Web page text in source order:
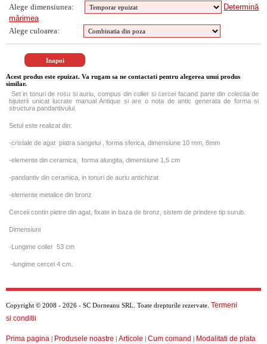
Alege dimensiunea:
Determină
mărimea
Alege culoarea:
Acest produs este epuizat. Va rugam sa ne contactati pentru alegerea unui produs
similar.
Set in tonuri de rosu si auriu, compus din colier si cercei facand parte din colectia de
bijuterii unicat lucrate manual Antique si are o nota de antic generata de forma si
structura pandantivului.
Setul este realizat din:
-cristale de agat piatra sangelui , forma sferica, dimensiune 10 mm, 8mm
-elemente din ceramica, forma alungita, dimensiune 1,5 cm
-pandantiv din ceramica, in tonuri de auriu antichizat
-elemente metalice din bronz
Cerceii contin pietre din agat, fixate in baza de bronz, sistem de prindere tip surub.
Dimensiuni
-Lungime colier 53 cm
-lungime cercei 4 cm.
Copyright © 2008 - 2026 - SC Dorneanu SRL. Toate drepturile rezervate. Termeni
si conditii
Prima pagina | Produsele noastre | Articole | Cum comand | Modalitati de plata